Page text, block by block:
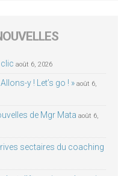
août 6, 2026
y ! Let’s go ! » août 6,
de Mgr Mata août 6,
sectaires du coaching